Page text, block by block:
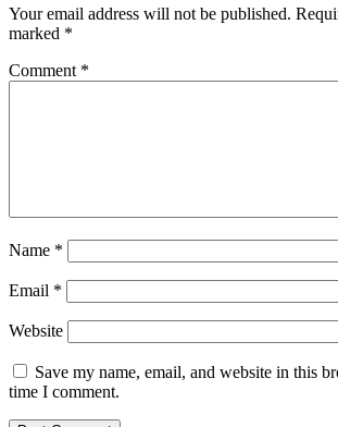
Your email address will not be published.
marked *
Comment *
Name *
Email *
Website
Save my name, email, and website in this
time I comment.